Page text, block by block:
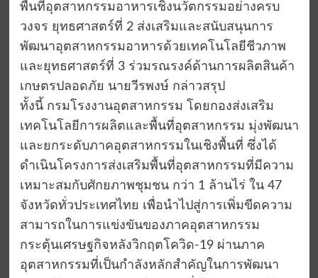
พื้นที่อุตสาหกรรมอาหารเชิงนวัตกรรมอย่างครบ
วงจร ยุทธศาสตร์ที่ 2 ส่งเสริมและสนับสนุนการ
พัฒนาอุตสาหกรรมอาหารด้วยเทคโนโลยีชีวภาพ
และยุทธศาสตร์ที่ 3 ร่วมรณรงค์ด้านการผลิตสินค้า
เกษตรปลอดภัย นายวีรพงษ์ กล่าวสรุป
ทั้งนี้ กรมโรงงานอุตสาหกรรม โดยกองส่งเสริม
เทคโนโลยีการผลิตและพื้นที่อุตสาหกรรม มุ่งพัฒนา
และยกระดับภาคอุตสาหกรรมในเชิงพื้นที่ ซึ่งได้
ดำเนินโครงการส่งเสริมพื้นที่อุตสาหกรรมที่มีความ
เหมาะสมกับศักยภาพชุมชน กว่า 1 ล้านไร่ ใน 47
จังหวัดทั่วประเทศไทย เพื่อนำไปสู่การเพิ่มขีดความ
สามารถในการแข่งขันของภาคอุตสาหกรรม
กระตุ้นเศรษฐกิจหลังวิกฤตโควิด-19 ผ่านภาค
อุตสาหกรรมที่เป็นกำลังหลักสำคัญในการพัฒนา